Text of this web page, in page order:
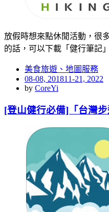
放假時想來點休閒活動，很
的話，可以下載「健行筆記
美食旅遊、地圖服務
Posted
on
08-08, 201811-21, 2022
by CoreYi
[登山健行必備]「台灣